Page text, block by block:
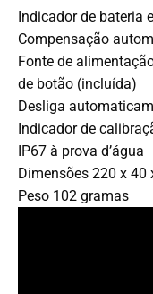
Indicador de bateria
Compensação
Fonte de
de botão (incluída)
Desliga
Indicador de
IP67 à prova d’água
Dimensões 220 x 40
Peso 102 gramas